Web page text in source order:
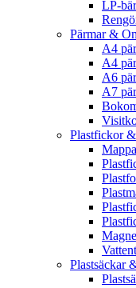
LP-
Pärmar &
A4
A4
A6
A7
Plastfickor
Plastsäckar